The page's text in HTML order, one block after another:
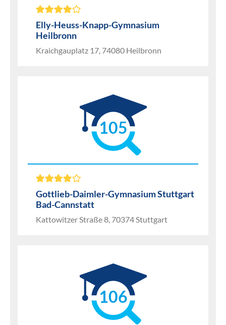
Elly-Heuss-Knapp-Gymnasium
Heilbronn
Kraichgauplatz 17, 74080 Heilbronn
105
Gottlieb-Daimler-Gymnasium Stuttgart
Bad-Cannstatt
Kattowitzer Straße 8, 70374 Stuttgart
106